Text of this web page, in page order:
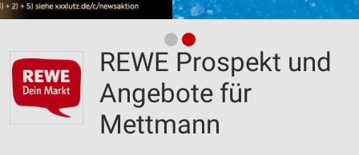
REWE Prospekt und
Angebote für
Mettmann